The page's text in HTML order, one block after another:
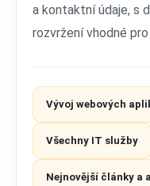
a kontaktní údaje, s
rozvržení vhodné
Vývoj webových
Všechny IT služby
Nejnovější články a